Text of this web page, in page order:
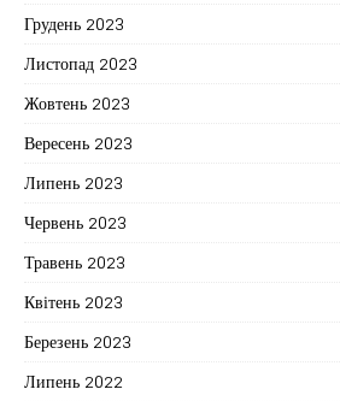
Грудень 2023
Листопад 2023
Жовтень 2023
Вересень 2023
Липень 2023
Червень 2023
Травень 2023
Квітень 2023
Березень 2023
Липень 2022